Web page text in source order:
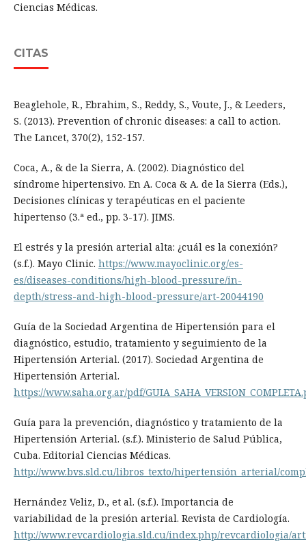
Ciencias Médicas.
CITAS
Beaglehole, R., Ebrahim, S., Reddy, S., Voute, J., & Leeders,
S. (2013). Prevention of chronic diseases: a call to action.
The Lancet, 370(2), 152-157.
Coca, A., & de la Sierra, A. (2002). Diagnóstico del
síndrome hipertensivo. En A. Coca & A. de la Sierra (Eds.),
Decisiones clínicas y terapéuticas en el paciente
hipertenso (3.ª ed., pp. 3-17). JIMS.
El estrés y la presión arterial alta: ¿cuál es la conexión?
(s.f.). Mayo Clinic. https://www.mayoclinic.org/es-
es/diseases-conditions/high-blood-pressure/in-
depth/stress-and-high-blood-pressure/art-20044190
Guía de la Sociedad Argentina de Hipertensión para el
diagnóstico, estudio, tratamiento y seguimiento de la
Hipertensión Arterial. (2017). Sociedad Argentina de
Hipertensión Arterial.
https://www.saha.org.ar/pdf/
Guía para la prevención, diagnóstico y tratamiento de la
Hipertensión Arterial. (s.f.). Ministerio de Salud Pública,
Cuba. Editorial Ciencias Médicas.
http://www.bvs.sld.cu/libros_texto/hipertensión_arterial/
Hernández Veliz, D., et al. (s.f.). Importancia de
variabilidad de la presión arterial. Revista de Cardiología.
http://www.revcardiologia.sld.cu/index.php/revcardiologia/